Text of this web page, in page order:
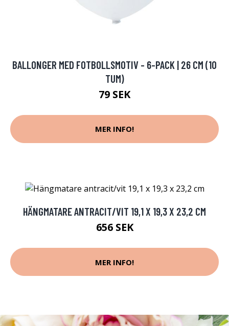
BALLONGER MED FOTBOLLSMOTIV - 6-PACK | 26 CM (10
TUM)
79 SEK
MER INFO!
HÄNGMATARE ANTRACIT/VIT 19,1 X 19,3 X 23,2 CM
656 SEK
MER INFO!